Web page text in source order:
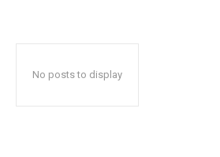
No posts to display